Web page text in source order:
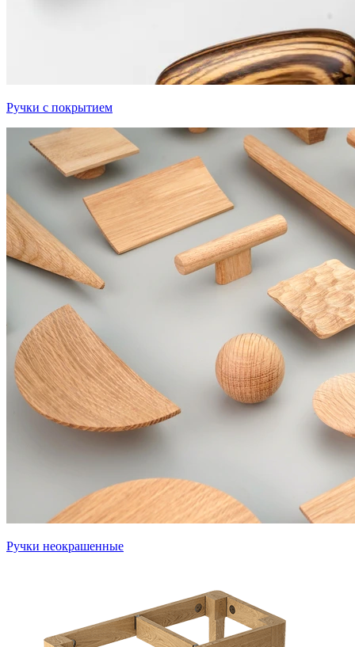
Ручки с покрытием
Ручки неокрашенные